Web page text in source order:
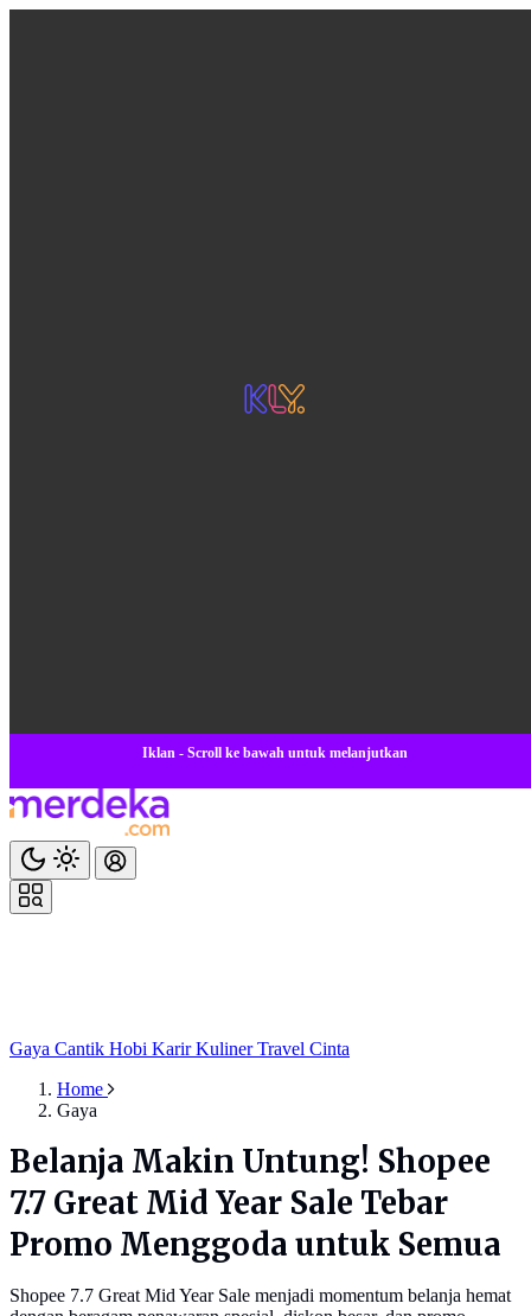
Iklan - Scroll ke bawah untuk melanjutkan
Gaya Cantik Hobi KarirKulinerTravel Cinta
Home
Gaya
Belanja Makin Untung! Shopee
7.7 Great Mid Year Sale Tebar
Promo Menggoda untuk Semua
Shopee 7.7 Great Mid Year Sale menjadi momentum belanja hemat